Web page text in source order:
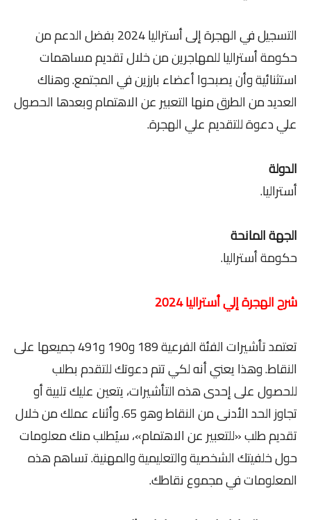
التسجيل في الهجرة إلى أستراليا 2024 بفضل الدعم من
حكومة أستراليا للمهاجرين من خلال تقديم مساهمات
استثنائية وأن يصبحوا أعضاء بارزين في المجتمع. وهناك
العديد من الطرق منها التعبير عن الاهتمام وبعدها الحصول
علي دعوة للتقديم علي الهجرة.
الدولة
أستراليا.
الجهة المانحة
حكومة أستراليا.
شرح الهجرة إلي أستراليا 2024
تعتمد تأشيرات الفئة الفرعية 189 و190 و491 جميعها على
النقاط. وهذا يعني أنه لكي تتم دعوتك للتقدم بطلب
للحصول على إحدى هذه التأشيرات، يتعين عليك تلبية أو
تجاوز الحد الأدنى من النقاط وهو 65. وأثناء عملك من خلال
تقديم طلب «للتعبير عن الاهتمام»، سيُطلب منك معلومات
حول خلفيتك الشخصية والتعليمية والمهنية. تساهم هذه
المعلومات في مجموع نقاطك.